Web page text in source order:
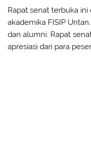
Rapat senat terbuka
akademika FISIP
dan alumni. Rapat
apresiasi dari para